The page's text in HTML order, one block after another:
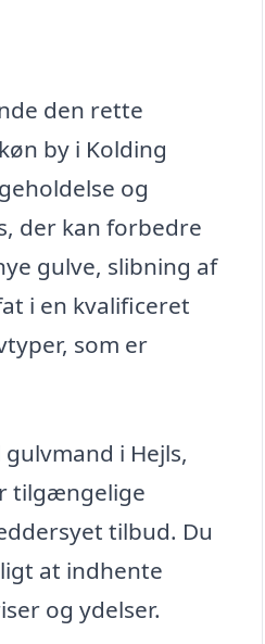
den rette
by i Kolding
og
der kan forbedre
gulve, slibning af
i en kvalificeret
som er
i Hejls,
tilgængelige
tilbud. Du
at indhente
og ydelser.